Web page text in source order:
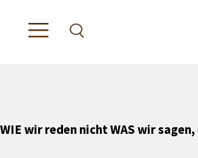
WIE wir reden nicht WAS wir